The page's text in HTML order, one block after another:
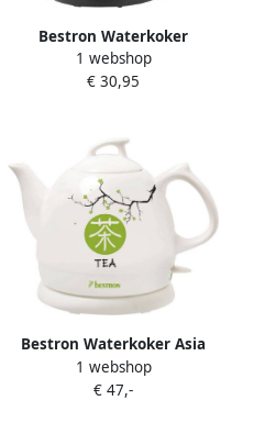
Bestron Waterkoker
AWK300RE snoerloos 1.7 L
2200 W ivoorkleurig
1 webshop
€ 30,95
Bestron Waterkoker Asia
Lounge Dtp800a 0 8 L
Keramiek Wit
1 webshop
€ 47,-